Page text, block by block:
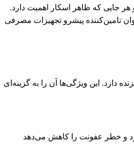
جایی که ظاهر اسکار اهمیت دارد.
تامین‌کننده پیشرو تجهیزات مصرفی
دارد. این ویژگی‌ها آن را به گزینه‌ای
و خطر عفونت را کاهش می‌دهد